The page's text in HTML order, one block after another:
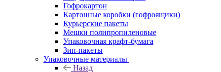
Гофрокартон
Картонные коробки (гофроящики)
Курьерские пакеты
Мешки полипропиленовые
Упаковочная крафт-бумага
Зип-пакеты
Упаковочные материалы
Назад